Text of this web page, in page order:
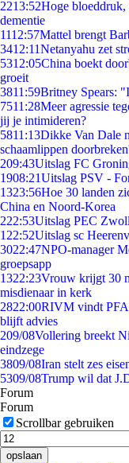
2213:52Hoge bloeddruk,
dementie
1112:57Mattel brengt
3412:11Netanyahu zet
5312:05China boekt
groeit
3811:59Britney Spears:
7511:28Meer agressie
jij je intimideren?
5811:13Dikke Van Dale
schaamlippen
209:43Uitslag FC
1908:21Uitslag PSV -
1323:56Hoe 30 landen
China en Noord-Korea
222:53Uitslag PEC
1 22:52Uitslag sc
3022:47NPO-manager
groepsapp
1322:23Vrouw krijgt 30
misdienaar in kerk
2822:00RIVM vindt
blijft advies
209/08Vollering breekt
eindzege
3809/08Iran stelt zes
5309/08Trump wil dat
Forum
Forum
Scrollbar gebruiken
opslaan